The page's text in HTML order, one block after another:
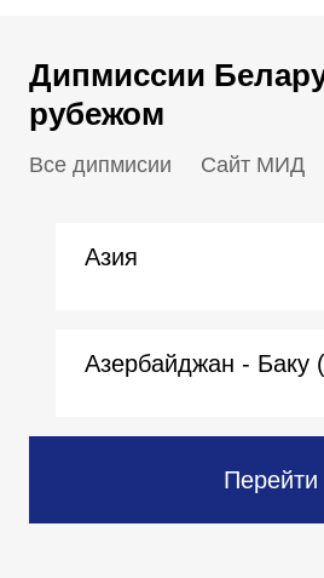
Дипмиссии
рубежом
Все дипмисии Сайт МИД
Азия
Перейти